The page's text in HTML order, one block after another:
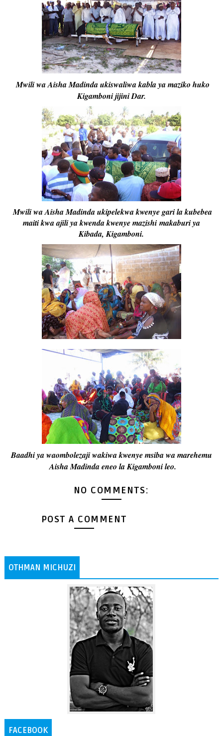
Mwili wa Aisha Madinda ukiswaliwa kabla ya maziko huko
Kigamboni jijini Dar.
Mwili wa Aisha Madinda ukipelekwa kwenye gari la kubebea
maiti kwa ajili ya kwenda kwenye mazishi makaburi ya
Kibada, Kigamboni.
Baadhi ya waombolezaji wakiwa kwenye msiba wa marehemu
Aisha Madinda eneo la Kigamboni leo.
NO COMMENTS:
POST A COMMENT
OTHMAN MICHUZI
FACEBOOK